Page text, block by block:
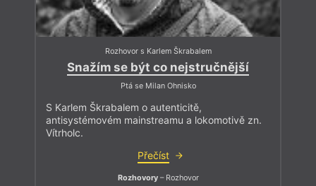
Rozhovor s Karlem Škrabalem
Snažím se být co nejstručnější
Ptá se Milan Ohnisko
S Karlem Škrabalem o autenticitě,
antisystémovém mainstreamu a lokomotivě zn.
Vítrholc.
Přečíst
Rozhovory– Rozhovor